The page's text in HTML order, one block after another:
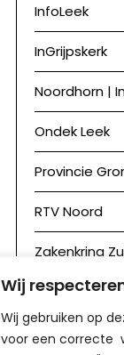
Wij
Wij gebruiken op
voor een correcte
InfoLeek
InGrijpskerk
Noordhorn |
Ondek Leek
Provincie
RTV Noord
Zakenkring
Zuidhorn in
Achief